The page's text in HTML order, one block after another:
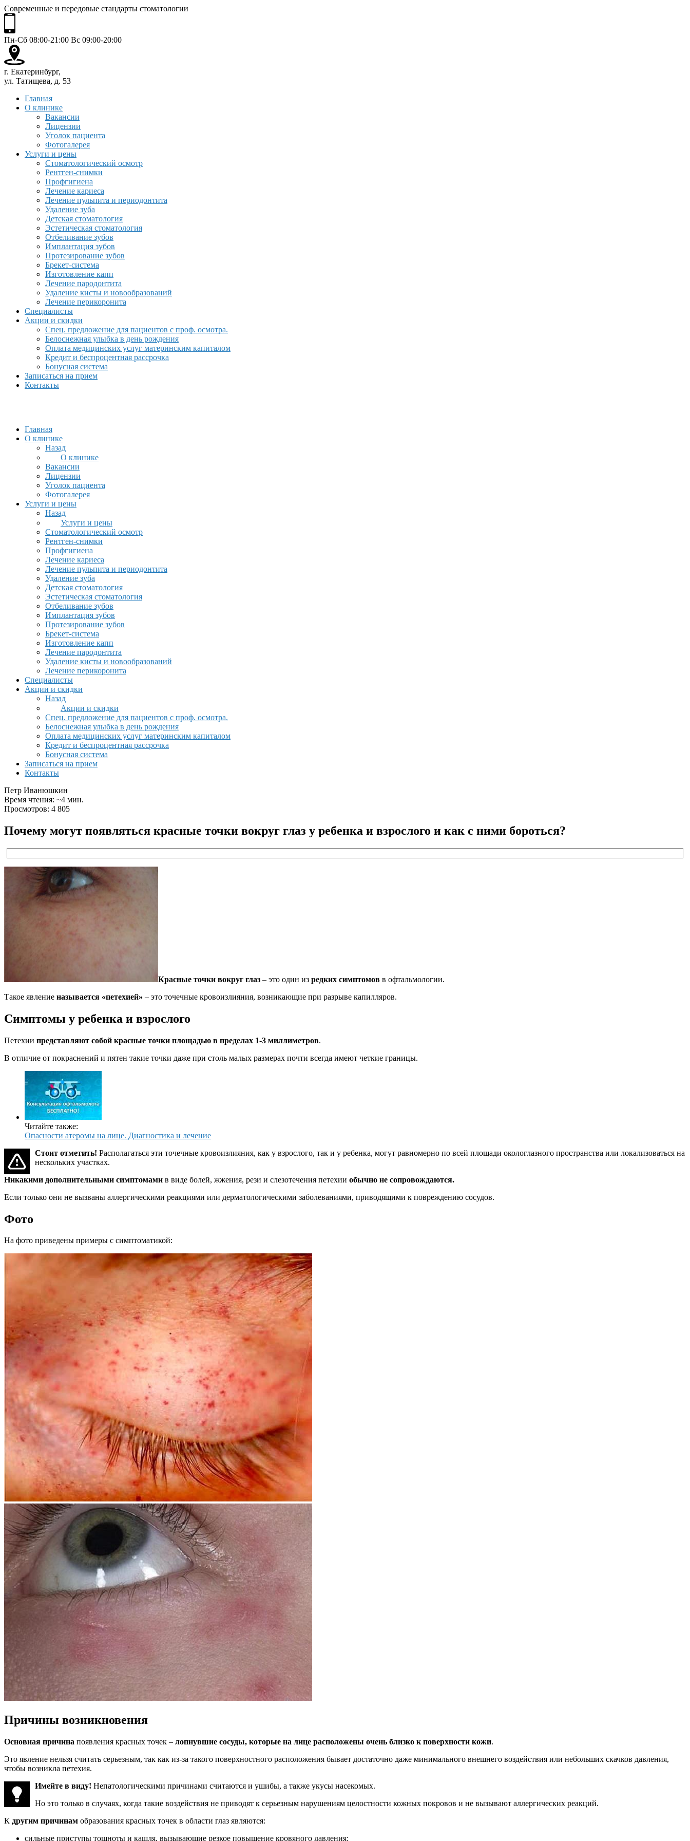
Современные и передовые стандарты стоматологии
Пн-Сб 08:00-21:00 Вс 09:00-20:00
г. Екатеринбург,
ул. Татищева, д. 53
Главная
О клинике
Вакансии
Лицензии
Уголок пациента
Фотогалерея
Услуги и цены
Стоматологический осмотр
Рентген-снимки
Профгигиена
Лечение кариеса
Лечение пульпита и периодонтита
Удаление зуба
Детская стоматология
Эстетическая стоматология
Отбеливание зубов
Имплантация зубов
Протезирование зубов
Брекет-система
Изготовление капп
Лечение пародонтита
Удаление кисты и новообразований
Лечение перикоронита
Специалисты
Акции и скидки
Спец. предложение для пациентов с проф. осмотра.
Белоснежная улыбка в день рождения
Оплата медицинских услуг материнским капиталом
Кредит и беспроцентная рассрочка
Бонусная система
Записаться на прием
Контакты
Главная
О клинике
Назад
О клинике
Вакансии
Лицензии
Уголок пациента
Фотогалерея
Услуги и цены
Назад
Услуги и цены
Стоматологический осмотр
Рентген-снимки
Профгигиена
Лечение кариеса
Лечение пульпита и периодонтита
Удаление зуба
Детская стоматология
Эстетическая стоматология
Отбеливание зубов
Имплантация зубов
Протезирование зубов
Брекет-система
Изготовление капп
Лечение пародонтита
Удаление кисты и новообразований
Лечение перикоронита
Специалисты
Акции и скидки
Назад
Акции и скидки
Спец. предложение для пациентов с проф. осмотра.
Белоснежная улыбка в день рождения
Оплата медицинских услуг материнским капиталом
Кредит и беспроцентная рассрочка
Бонусная система
Записаться на прием
Контакты
Петр Иванюшкин
Время чтения: ~4 мин.
Просмотров: 4 805
Почему могут появляться красные точки вокруг глаз у ребенка и взрослого и как с ними бороться?
Красные точки вокруг глаз – это один из редких симптомов в офтальмологии.
Такое явление называется «петехией» – это точечные кровоизлияния, возникающие при разрыве капилляров.
Симптомы у ребенка и взрослого
Петехии представляют собой красные точки площадью в пределах 1-3 миллиметров.
В отличие от покраснений и пятен такие точки даже при столь малых размерах почти всегда имеют четкие границы.
Читайте также:
Опасности атеромы на лице. Диагностика и лечение
Стоит отметить! Располагаться эти точечные кровоизлияния, как у взрослого, так и у ребенка, могут равномерно по всей площади окологлазного пространства или локализоваться на
нескольких участках.
Никакими дополнительными симптомами в виде болей, жжения, рези и слезотечения петехии обычно не сопровождаются.
Если только они не вызваны аллергическими реакциями или дерматологическими заболеваниями, приводящими к повреждению сосудов.
Фото
На фото приведены примеры с симптоматикой:
Причины возникновения
Основная причина появления красных точек – лопнувшие сосуды, которые на лице расположены очень близко к поверхности кожи.
Это явление нельзя считать серьезным, так как из-за такого поверхностного расположения бывает достаточно даже минимального внешнего воздействия или небольших скачков давления,
чтобы возникла петехия.
Имейте в виду! Непатологическими причинами считаются и ушибы, а также укусы насекомых.
Но это только в случаях, когда такие воздействия не приводят к серьезным нарушениям целостности кожных покровов и не вызывают аллергических реакций.
К другим причинам образования красных точек в области глаз являются:
сильные приступы тошноты и кашля, вызывающие резкое повышение кровяного давления;